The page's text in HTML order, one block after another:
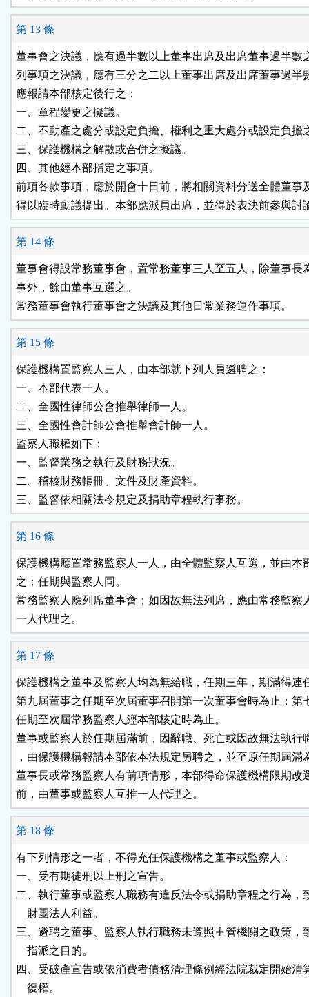
第 13 條
董事會之決議，應有過半數以上董事出席及出席董事過半數
列事項之決議，應有三分之二以上董事出席及出席董事過半
應報請本部核定後行之：
一、章程變更之擬議。
二、不動產之處分或設定負擔、權利之重大處分或設定負擔
三、保護機構之解散或合併之擬議。
四、其他經本部指定之事項。
前項各款事項，應於開會十日前，將相關資料分送全體董事
得以臨時動議提出。本部應派員出席，並得於表決前參與討
第 14 條
董事會得設常務董事會，置常務董事三人至五人，除董事長
事外，餘由董事互選之。
常務董事會執行董事會之決議及其他日常業務運作事項。
第 15 條
保護機構置監察人三人，由本部就下列人員遴聘之：
一、本部代表一人。
二、全國性律師公會推舉律師一人。
三、全國性會計師公會推舉會計師一人。
監察人職權如下：
一、監督業務之執行及財務狀況。
二、稽核財務帳冊、文件及財產資料。
三、監督依相關法令規定及捐助章程執行事務。
第 16 條
保護機構應置常務監察人一人，由全體監察人互選，並由本
之；任期與監察人同。
常務監察人應列席董事會；如因故無法列席，應由常務監察
一人代理之。
第 17 條
保護機構之董事及監察人均為無給職，任期三年，期滿得連
第九屆董事之任期至次屆董事召開第一次董事會時為止；第
任期至次屆常務監察人經本部核定時為止。
董事或監察人於任期屆滿前，因辭職、死亡或因故無法執行
，由保護機構報請本部依本法規定另聘之，並至原任期屆滿
董事長或常務監察人有前項情形，本部得命保護機構限期改
前，由董事或監察人互推一人代理之。
第 18 條
有下列情形之一者，不得充任保護機構之董事或監察人：
一、受有期徒刑以上刑之宣告。
二、執行董事或監察人職務有違反法令或捐助章程之行為，
    財團法人利益。
三、遴聘之董事、監察人執行職務未遵照主管機關之政策，
    指派之目的。
四、受破產宣告或依消費者債務清理條例經法院裁定開始清
    復權。